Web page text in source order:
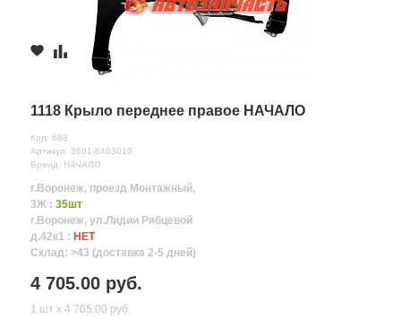
1118 Крыло переднее правое НАЧАЛО
Код: 688
Артикул: 3601-8403010
Бренд: НАЧАЛО
г.Воронеж, проезд Монтажный,
3Ж : 35шт
г.Воронеж, ул.Лидии Рябцевой
д.42к1 : НЕТ
Склад: >43 (доставка 2-5 дней)
4 705.00 руб.
1 шт х 4 705.00 руб.